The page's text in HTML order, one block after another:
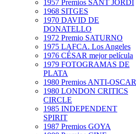
1957 Premios SANT JORDI
1968 SITGES
1970 DAVID DE
DONATELLO
1972 Premio SATURNO
1975 LAFCA. Los Angeles
1976 CÉSAR mejor película
1979 FOTOGRAMAS DE
PLATA
1980 Premios ANTI-OSCAR
1980 LONDON CRITICS
CIRCLE
1985 INDEPENDENT
SPIRIT
1987 Premios GOYA